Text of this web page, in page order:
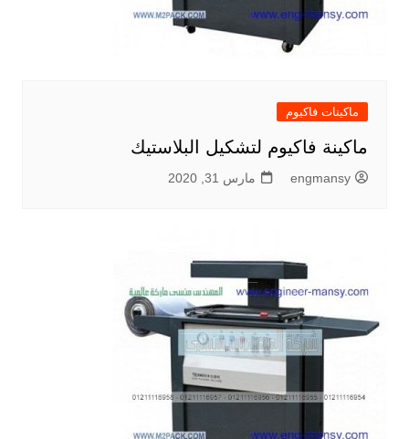
ماكينات فاكيوم
ماكينة فاكيوم لتشكيل البلاستيك
engmansy مارس 31, 2020